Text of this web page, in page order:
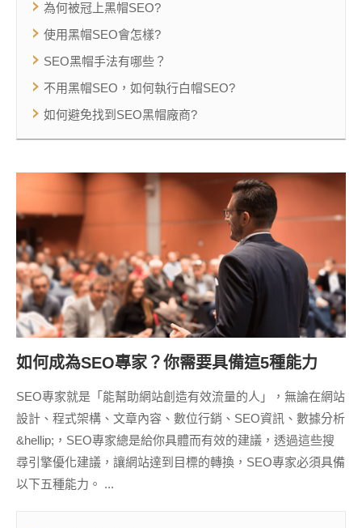
為何被冠上黑帽SEO?
使用黑帽SEO會怎樣?
SEO黑帽手法有哪些？
不用黑帽SEO，如何執行白帽SEO?
如何避免找到SEO黑帽廠商?
如何成為SEO專家？你需要具備這5種能力
SEO專家就是「能幫助網站創造有效流量的人」，無論在網站
設計、程式架構、文章內容、數位行銷、SEO資訊、數據分析
&hellip;，SEO專家總是給你具體而有效的建議，透過這些搜
尋引擎優化建議，讓網站達到目標的轉換，SEO專家必須具備
以下五種能力。 ...